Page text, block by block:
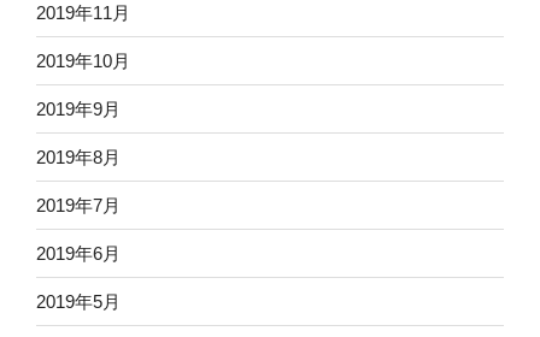
2019年11月
2019年10月
2019年9月
2019年8月
2019年7月
2019年6月
2019年5月